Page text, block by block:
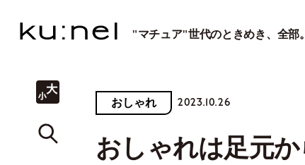
"マチュア"世代のときめき、全部。
おしゃれ 2023.10.26
おしゃれは足元